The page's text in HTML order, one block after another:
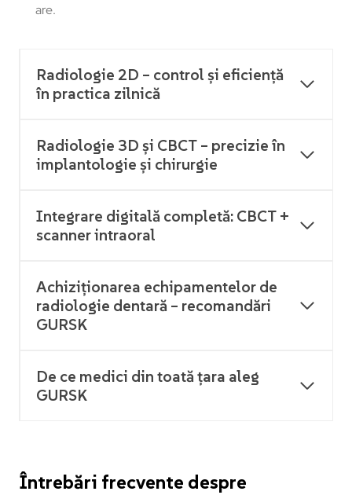
are.
Radiologie 2D – control și eficiență
în practica zilnică
Radiologie 3D și CBCT – precizie în
implantologie și chirurgie
Integrare digitală completă: CBCT +
scanner intraoral
Achiziționarea echipamentelor de
radiologie dentară – recomandări
GURSK
De ce medici din toată țara aleg
GURSK
Întrebări frecvente despre